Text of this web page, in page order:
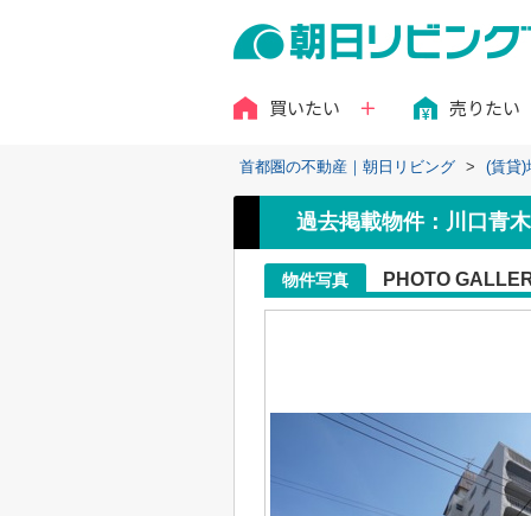
買いたい 売りたい
首都圏の不動産｜朝日リビング > (賃貸)
過去掲載物件：川口青
物件写真 PHOTO